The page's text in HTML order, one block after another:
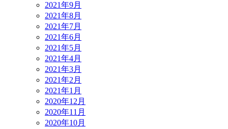
2021年9月
2021年8月
2021年7月
2021年6月
2021年5月
2021年4月
2021年3月
2021年2月
2021年1月
2020年12月
2020年11月
2020年10月